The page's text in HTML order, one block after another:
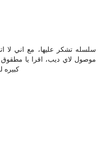
سلسله تشكر عليها، مع اني لا
موصول لاي ديب، اقرا يا مطقوق
كبيره